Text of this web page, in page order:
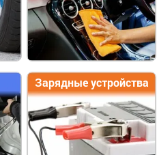
Зарядные устройства